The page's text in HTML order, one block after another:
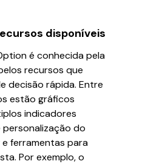
disponíveis
é conhecida pela
recursos que
decisão rápida. Entre
estão gráficos
indicadores
do
ferramentas para
Por exemplo, o